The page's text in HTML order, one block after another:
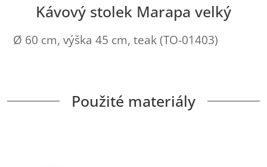
Kávový stolek Marapa velký
Ø 60 cm, výška 45 cm, teak (TO-01403)
Použité materiály